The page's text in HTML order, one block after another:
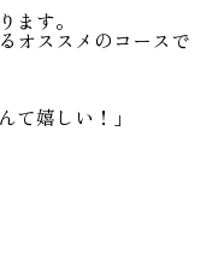
ます。
オススメのコースで
て嬉しい！」